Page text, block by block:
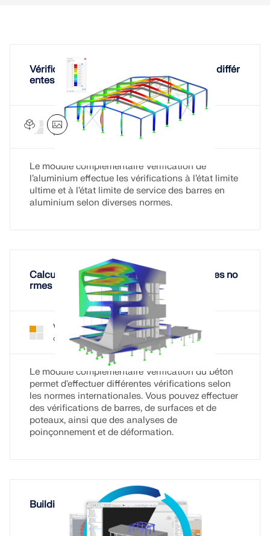
Vérification de barres en aluminium selon différ
entes normes
Vérification de l’aluminium pour RFEM 6
complémentaire
Le module complémentaire Vérification de
l’aluminium effectue les vérifications à l’état limite
ultime et à l’état limite de service des barres en
aluminium selon diverses normes.
Calcul du béton armé selon de nombreuses no
rmes
Vérification du béton pour RFEM 6 Module
complémentaire
Le module complémentaire Vérification du béton
permet d'effectuer différentes vérifications selon
les normes internationales. Vous pouvez effectuer
des vérifications de barres, de surfaces et de
poteaux, ainsi que des analyses de
poinçonnement et de déformation.
Building Information Modeling (BIM)